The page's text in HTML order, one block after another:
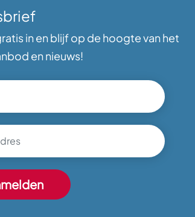
in en blijf op de hoogte van het
en nieuws!